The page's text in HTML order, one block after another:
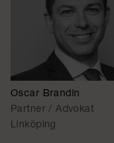
Oscar Brandin
Partner / Advokat
Linköping